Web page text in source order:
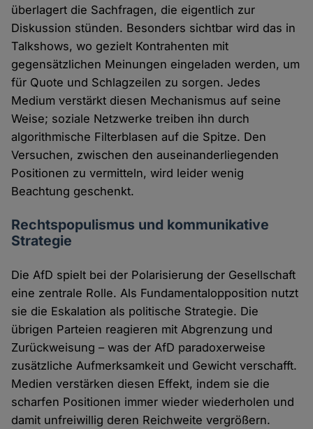
überlagert die Sachfragen, die eigentlich zur
Diskussion stünden. Besonders sichtbar wird das in
Talkshows, wo gezielt Kontrahenten mit
gegensätzlichen Meinungen eingeladen werden, um
für Quote und Schlagzeilen zu sorgen. Jedes
Medium verstärkt diesen Mechanismus auf seine
Weise; soziale Netzwerke treiben ihn durch
algorithmische Filterblasen auf die Spitze. Den
Versuchen, zwischen den auseinanderliegenden
Positionen zu vermitteln, wird leider wenig
Beachtung geschenkt.
Rechtspopulismus und kommunikative
Strategie
Die AfD spielt bei der Polarisierung der Gesellschaft
eine zentrale Rolle. Als Fundamentalopposition nutzt
sie die Eskalation als politische Strategie. Die
übrigen Parteien reagieren mit Abgrenzung und
Zurückweisung – was der AfD paradoxerweise
zusätzliche Aufmerksamkeit und Gewicht verschafft.
Medien verstärken diesen Effekt, indem sie die
scharfen Positionen immer wieder wiederholen und
damit unfreiwillig deren Reichweite vergrößern.